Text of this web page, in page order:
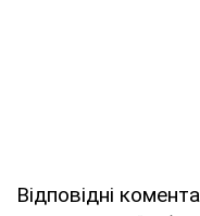
Відповідні